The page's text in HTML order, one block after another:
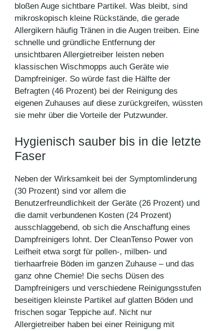
bloßen Auge sichtbare Partikel. Was bleibt, sind
mikroskopisch kleine Rückstände, die gerade
Allergikern häufig Tränen in die Augen treiben. Eine
schnelle und gründliche Entfernung der
unsichtbaren Allergietreiber leisten neben
klassischen Wischmopps auch Geräte wie
Dampfreiniger. So würde fast die Hälfte der
Befragten (46 Prozent) bei der Reinigung des
eigenen Zuhauses auf diese zurückgreifen, wüssten
sie mehr über die Vorteile der Putzwunder.
Hygienisch sauber bis in die letzte
Faser
Neben der Wirksamkeit bei der Symptomlinderung
(30 Prozent) sind vor allem die
Benutzerfreundlichkeit der Geräte (26 Prozent) und
die damit verbundenen Kosten (24 Prozent)
ausschlaggebend, ob sich die Anschaffung eines
Dampfreinigers lohnt. Der CleanTenso Power von
Leifheit etwa sorgt für pollen-, milben- und
tierhaarfreie Böden im ganzen Zuhause – und das
ganz ohne Chemie! Die sechs Düsen des
Dampfreinigers und verschiedene Reinigungsstufen
beseitigen kleinste Partikel auf glatten Böden und
frischen sogar Teppiche auf. Nicht nur
Allergietreiber haben bei einer Reinigung mit